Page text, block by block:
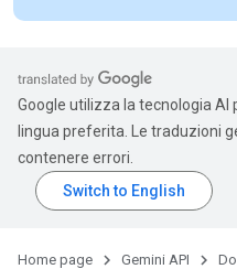
Google utilizza la tecnologia
lingua preferita. Le traduzioni
contenere errori.
Home page Gemini API